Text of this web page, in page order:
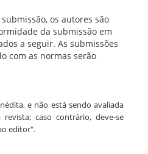
os autores são
da submissão em
a seguir. As submissões
com as normas serão
e não está sendo avaliada
caso contrário, deve-se
editor".